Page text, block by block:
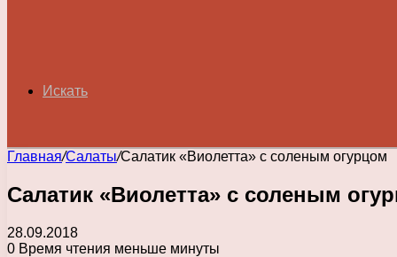
Искать
Главная/Салаты/Салатик «Виолетта» с соленым огурцом
Салатик «Виолетта» с соленым
28.09.2018
0 Время чтения меньше минуты